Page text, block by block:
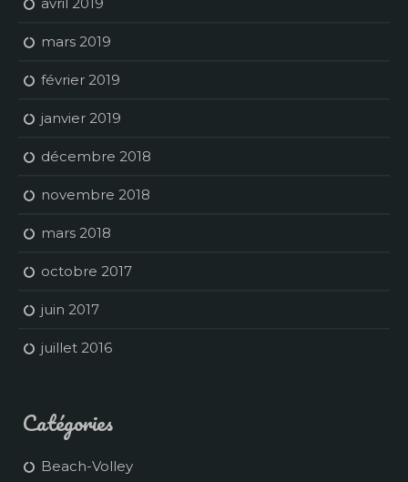
mars 2019
février 2019
janvier 2019
décembre 2018
novembre 2018
mars 2018
octobre 2017
juin 2017
juillet 2016
Catégories
Beach-Volley